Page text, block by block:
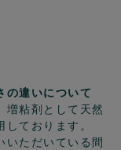
の違いについて
増粘剤として天然
ております。
いただいている間